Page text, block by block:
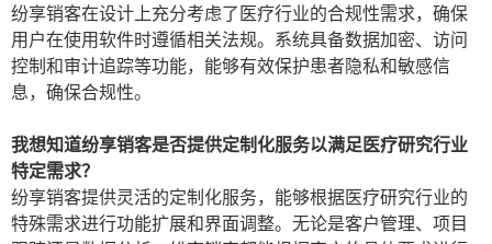
纷享销客在设计上充分考虑了医疗行业的合规性需求，确保
用户在使用软件时遵循相关法规。系统具备数据加密、访问
控制和审计追踪等功能，能够有效保护患者隐私和敏感信
息，确保合规性。
我想知道纷享销客是否提供定制化服务以满足医疗研究行业
特定需求？
纷享销客提供灵活的定制化服务，能够根据医疗研究行业的
特殊需求进行功能扩展和界面调整。无论是客户管理、项目